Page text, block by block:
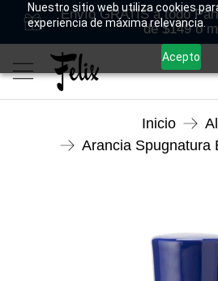
Nuestro sitio web utiliza cookies
experiencia de máxima relevancia.
Acepto
Envío GRATIS a todo
de $149 o
Inicio
Arancia Spugnatura